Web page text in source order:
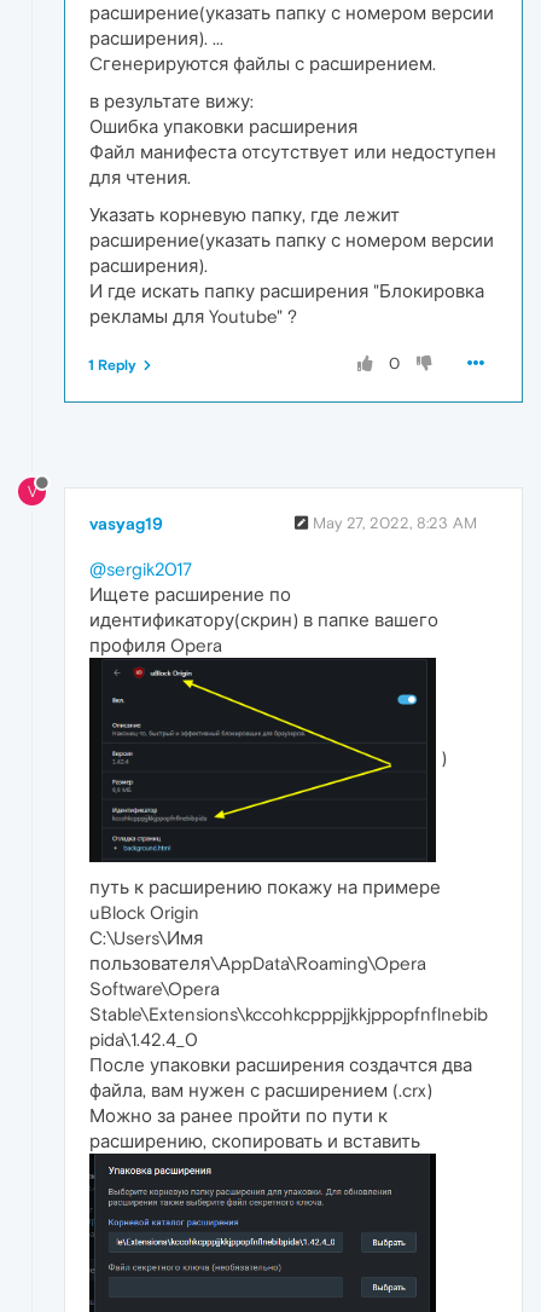
расширение(указать папку с номером версии
расширения). ...
Cгенерируются файлы с расширением.
в результате вижу:
Ошибка упаковки расширения
Файл манифеста отсутствует или недоступен
для чтения.
Указать корневую папку, где лежит
расширение(указать папку с номером версии
расширения).
И где искать папку расширения "Блокировка
рекламы для Youtube" ?
0
1 Reply
V
vasyag19 May 27, 2022, 8:23 AM
@sergik2017
Ищете расширение по
идентификатору(скрин) в папке вашего
профиля Opera
)
путь к расширению покажу на примере
uBlock Origin
C:\Users\Имя
пользователя\AppData\Roaming\Opera
Software\Opera
Stable\Extensions\kccohkcpppjjkkjppopfnflnebib
pida\1.42.4_0
После упаковки расширения создачтся два
файла, вам нужен с расширением (.crx)
Можно за ранее пройти по пути к
расширению, скопировать и вставить